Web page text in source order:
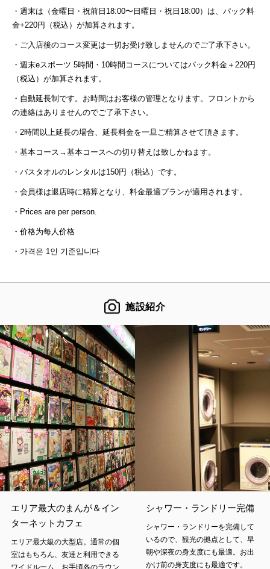
・週末は（金曜日・祝前日18:00〜日曜日・祝日18:00）は、パック料
金+220円（税込）が加算されます。
・ご入店後のコース変更は一切お受け致しませんのでご了承下さい。
・週末eスポーツ 5時間・10時間コースについてはパック料金＋220円
（税込）が加算されます。
・自動延長制です。お時間はお客様の管理となります。フロントから
の連絡はありませんのでご了承下さい。
・2時間以上延長の場合、延長料金を一旦ご精算させて頂きます。
・基本コース→基本コースへの切り替えは致しかねます。
・バスタオルのレンタルは150円（税込）です。
・会員様は退店時に精算となり、料金最適プランが適用されます。
・Prices are per person.
・价格为每人价格
・가격은 1인 기준입니다
施設紹介
エリア最大のまんが＆イン
ターネットカフェ
エリア最大級の大型店。通常の個
室はもちろん、友達と利用できる
シャワー・ランドリー完備
シャワー・ランドリーを完備して
いるので、観光の拠点として、早
朝や深夜の身支度にも最適。お出
かけ前の身支度にも最適です。